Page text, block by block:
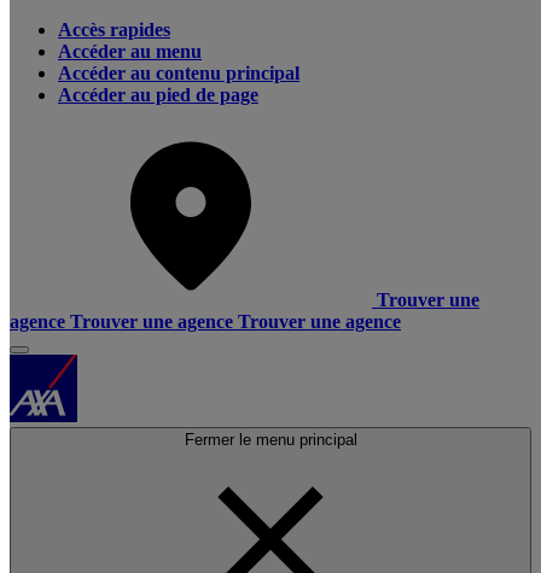
Accès rapides
Accéder au menu
Accéder au contenu principal
Accéder au pied de page
Trouver une
agence Trouver une agence Trouver une agence
Fermer le menu principal